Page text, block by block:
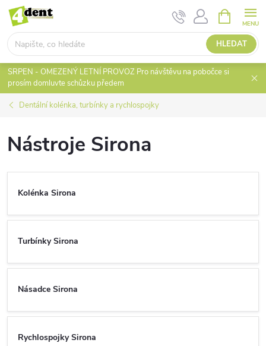
Přejít
obsah
HLEDAT
NÁKUPNÍ
KOŠÍK
SRPEN - OMEZENÝ LETNÍ PROVOZ Pro návštěvu na pobočce si
prosím domluvte schůzku předem
Dentální kolénka, turbínky a rychlospojky
Nástroje Sirona
Kolénka Sirona
Turbínky Sirona
Násadce Sirona
Rychlospojky Sirona